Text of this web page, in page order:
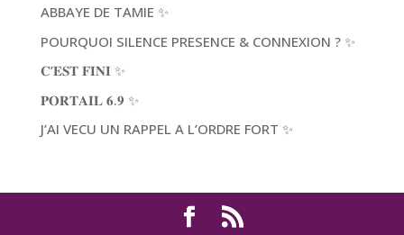
ABBAYE DE TAMIE ✨
POURQUOI SILENCE PRESENCE & CONNEXION ? ✨
𝐂’𝐄𝐒𝐓 𝐅𝐈𝐍𝐈 ✨
𝐏𝐎𝐑𝐓𝐀𝐈𝐋 𝟔.𝟗 ✨
J’AI VECU UN RAPPEL A L’ORDRE FORT ✨